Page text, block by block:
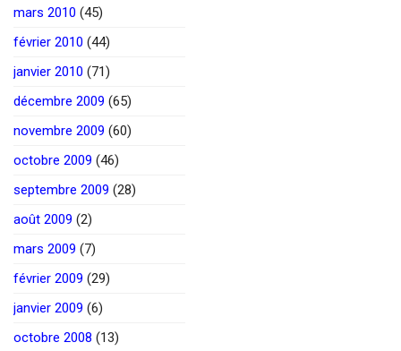
mars 2010 (45)
février 2010 (44)
janvier 2010 (71)
décembre 2009 (65)
novembre 2009 (60)
octobre 2009 (46)
septembre 2009 (28)
août 2009 (2)
mars 2009 (7)
février 2009 (29)
janvier 2009 (6)
octobre 2008 (13)